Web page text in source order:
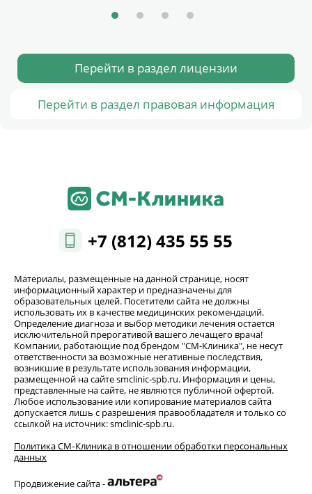
Перейти в раздел лицензии
Перейти в раздел правовая информация
+7 (812) 435 55 55
Материалы, размещенные на данной странице, носят
информационный характер и предназначены для
образовательных целей. Посетители сайта не должны
использовать их в качестве медицинских рекомендаций.
Определение диагноза и выбор методики лечения остается
исключительной прерогативой вашего лечащего врача!
Компании, работающие под брендом "СМ-Клиника", не несут
ответственности за возможные негативные последствия,
возникшие в результате использования информации,
размещенной на сайте smclinic-spb.ru. Информация и цены,
представленные на сайте, не являются публичной офертой.
Любое использование или копирование материалов сайта
допускается лишь с разрешения правообладателя и только со
ссылкой на источник: smclinic-spb.ru.
Политика СМ‑Клиника в отношении обработки персональных
данных
Продвижение сайта -